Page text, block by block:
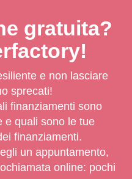
gratuita?
e non lasciare
sprecati!
finanziamenti sono
e quali sono le tue
finanziamenti.
un appuntamento,
online: pochi